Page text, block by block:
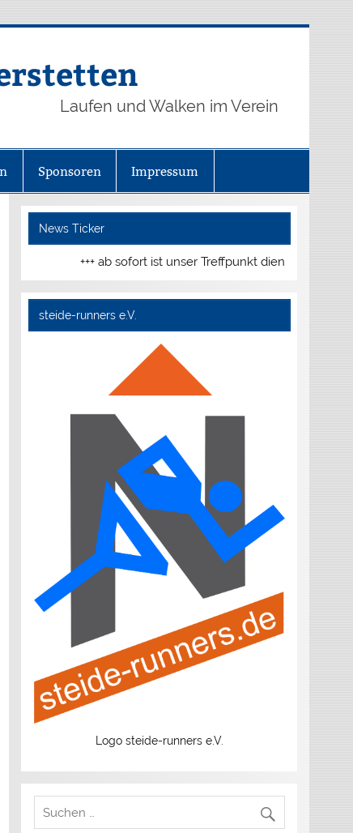
Laufen und Walken im Verein
Sponsoren Impressum
News Ticker
+++ ab sofort ist unser Treffpunkt dienstags und
steide-runners e.V.
Logo steide-runners e.V.